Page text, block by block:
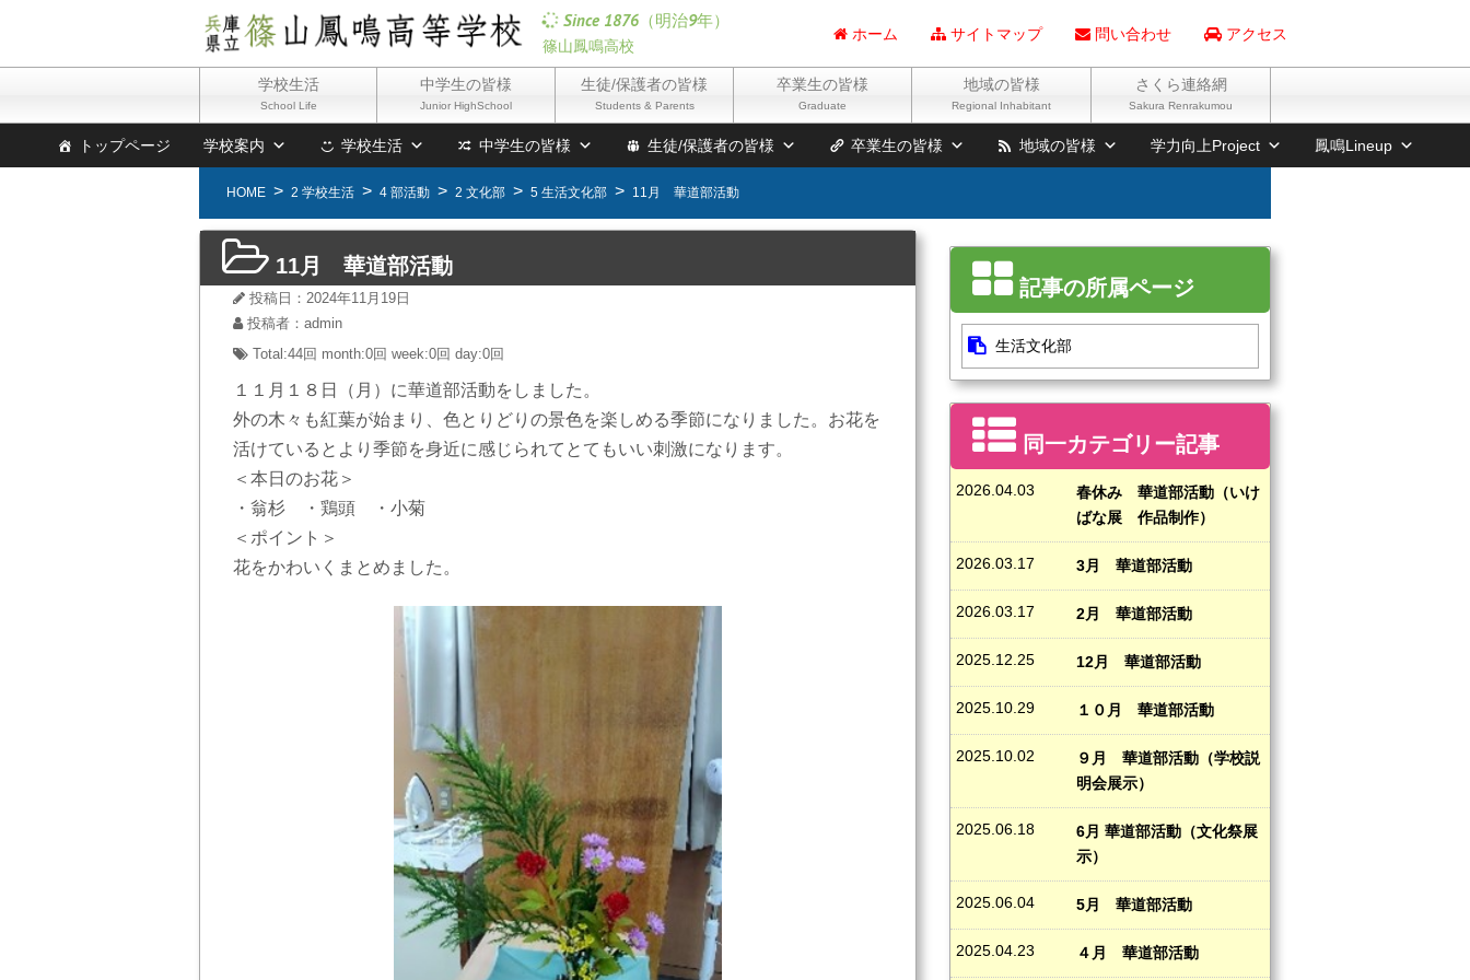
Since 1876（明治9年）
篠山鳳鳴高校
ホーム サイトマップ 問い合わせ アクセス
学校生活
School Life
中学生の皆様
Junior HighSchool
生徒/保護者の皆様
Students & Parents
卒業生の皆様
Graduate
地域の皆様
Regional Inhabitant
さくら連絡網
Sakura Renrakumou
トップページ 学校案内 学校生活 中学生の皆様 生徒/保護者の皆様 卒業生の皆様 地域の皆様 学力向上Project 鳳鳴Lineup
HOME 2 学校生活 4 部活動 2 文化部 5 生活文化部 11月 華道部活動
11月 華道部活動
投稿日：2024年11月19日
投稿者：admin
Total:44回 month:0回 week:0回 day:0回
１１月１８日（月）に華道部活動をしました。
外の木々も紅葉が始まり、色とりどりの景色を楽しめる季節になりました。お花を
活けているとより季節を身近に感じられてとてもいい刺激になります。
＜本日のお花＞
・翁杉 ・鶏頭 ・小菊
＜ポイント＞
花をかわいくまとめました。
記事の所属ページ
生活文化部
同一カテゴリー記事
2026.04.03
春休み 華道部活動（いけ
ばな展 作品制作）
2026.03.17 3月 華道部活動
2026.03.17 2月 華道部活動
2025.12.25 12月 華道部活動
2025.10.29 １０月 華道部活動
2025.10.02
９月 華道部活動（学校説
明会展示）
2025.06.18
6月 華道部活動（文化祭展
示）
2025.06.04 5月 華道部活動
2025.04.23 ４月 華道部活動